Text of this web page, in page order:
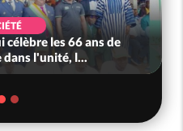
les 66 ans de
l'unité, l...